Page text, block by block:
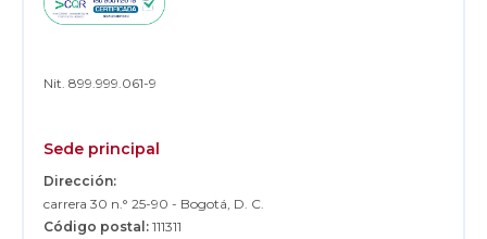
Nit. 899.999.061-9
Sede principal
Dirección:
carrera 30 n.° 25-90 - Bogotá, D. C.
Código postal: 111311